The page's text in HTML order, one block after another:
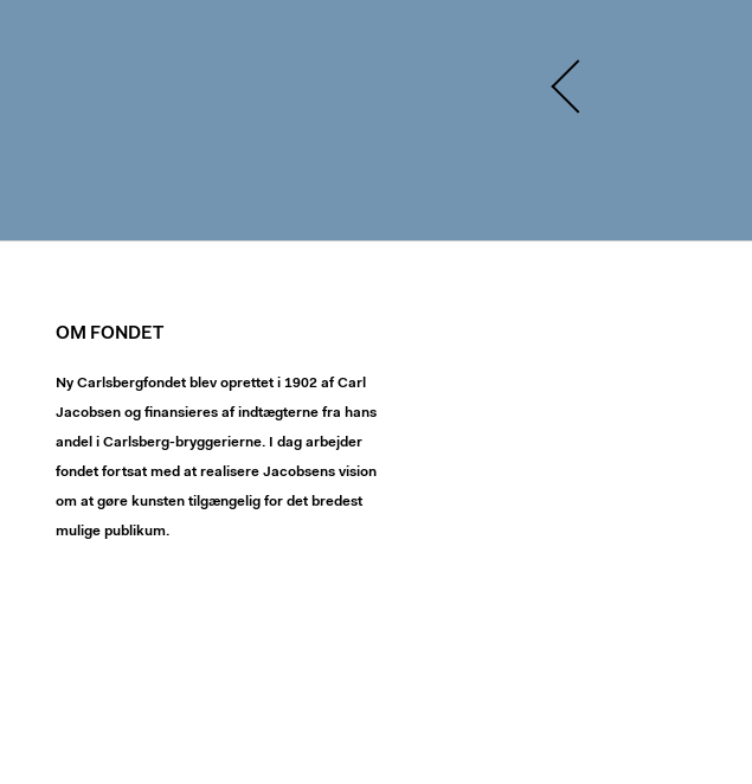
OM FONDET
Ny Carlsbergfondet blev oprettet i 1902 af Carl
Jacobsen og finansieres af indtægterne fra hans
andel i Carlsberg-bryggerierne. I dag arbejder
fondet fortsat med at realisere Jacobsens vision
om at gøre kunsten tilgængelig for det bredest
mulige publikum.